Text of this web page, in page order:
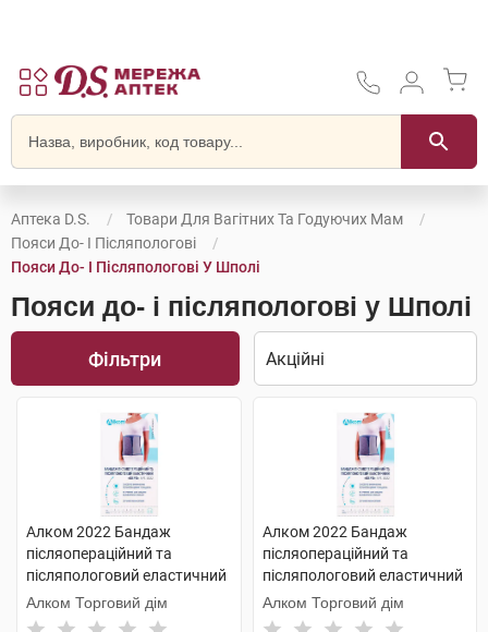
Аптека D.S.
Товари Для Вагітних Та Годуючих Мам
Пояси До- І Післяпологові
Пояси До- І Післяпологові У Шполі
Пояси до- і післяпологові у Шполі
Фільтри
Алком 2022 Бандаж
післяопераційний та
післяпологовий еластичний
Євро розмір 5 1 шт
Алком Торговий дім
Алком 2022 Бандаж
післяопераційний та
післяпологовий еластичний
Євро розмір 5 1 шт
Алком Торговий дім